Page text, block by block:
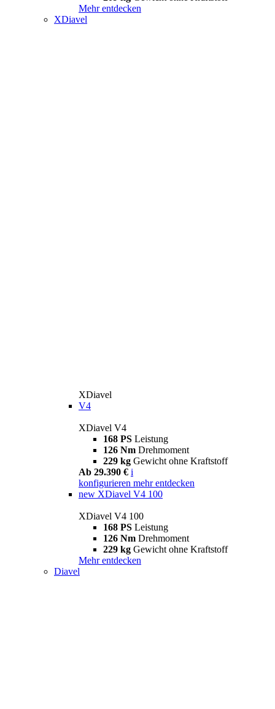
Mehr entdecken
XDiavel
XDiavel
V4
XDiavel V4
168 PS Leistung
126 Nm Drehmoment
229 kg Gewicht ohne Kraftstoff
Ab 29.390 € i
konfigurieren mehr entdecken
new XDiavel V4 100
XDiavel V4 100
168 PS Leistung
126 Nm Drehmoment
229 kg Gewicht ohne Kraftstoff
Mehr entdecken
Diavel